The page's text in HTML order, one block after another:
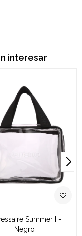
interesar
Summer I -
Negro